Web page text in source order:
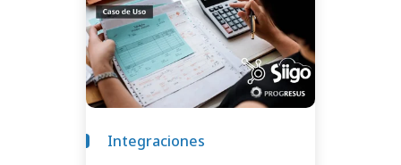
Integraciones